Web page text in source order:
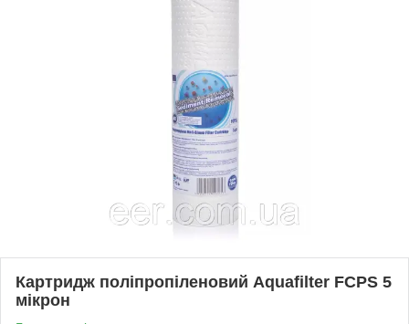
Картридж поліпропіленовий Aquafilter FCPS 5
мікрон